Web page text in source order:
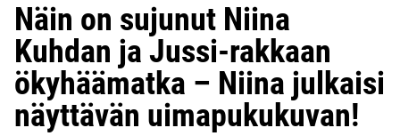
Näin on sujunut Niina
Kuhdan ja Jussi-rakkaan
ökyhäämatka – Niina julkaisi
näyttävän uimapukukuvan!